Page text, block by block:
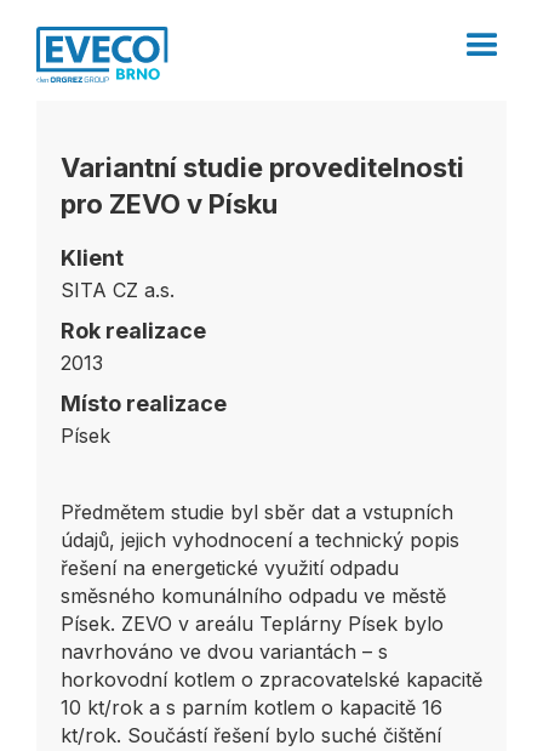
Variantní studie proveditelnosti
pro ZEVO v Písku
Klient
SITA CZ a.s.
Rok realizace
2013
Místo realizace
Písek
Předmětem studie byl sběr dat a vstupních
údajů, jejich vyhodnocení a technický popis
řešení na energetické využití odpadu
směsného komunálního odpadu ve městě
Písek. ZEVO v areálu Teplárny Písek bylo
navrhováno ve dvou variantách – s
horkovodní kotlem o zpracovatelské kapacitě
10 kt/rok a s parním kotlem o kapacitě 16
kt/rok. Součástí řešení bylo suché čištění